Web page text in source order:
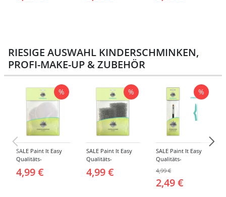
RIESIGE AUSWAHL KINDERSCHMINKEN,
PROFI-MAKE-UP & ZUBEHÖR
%
SALE Paint It Easy
Qualitäts-
Rund, 2 Stück, für
4,99 €
%
SALE Paint It Easy
Qualitäts-
Stoppelschwamm, 2
4,99 €
%
SALE Paint It Easy
Qualitäts-
klein, für Gesicht
und Körper
4,99 €
2,49 €